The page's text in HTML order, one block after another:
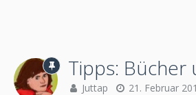
Tipps: Bücher
Juttap 21. Februar